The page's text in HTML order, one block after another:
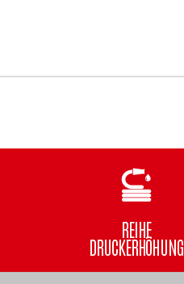
REIHE
DRUCKERHÖHUNG